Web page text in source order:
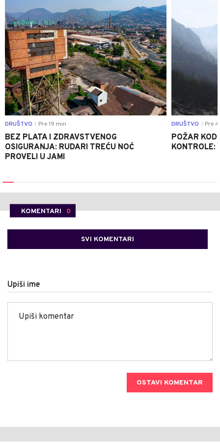
DRUŠTVO Pre 19 min
BEZ PLATA I ZDRAVSTVENOG
OSIGURANJA: RUDARI TREĆU NOĆ
PROVELI U JAMI
DRUŠTVO Pre
POŽAR KOD
KONTROLE:
KOMENTARI 0
SVI KOMENTARI
Upiši ime
OSTAVI KOMENTAR